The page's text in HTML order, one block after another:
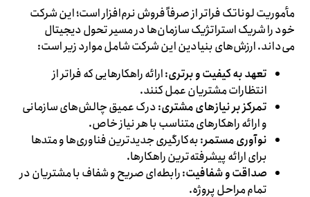
مأموریت لوناتک فراتر از صرفاً فروش نرم‌افزار است؛ این شرکت
خود را شریک استراتژیک سازمان‌ها در مسیر تحول دیجیتال
می‌داند. ارزش‌های بنیادین این شرکت شامل موارد زیر است:
تعهد به کیفیت و برتری: ارائه راهکارهایی که فراتر از
انتظارات مشتریان عمل کنند.
تمرکز بر نیازهای مشتری: درک عمیق چالش‌های سازمانی
و ارائه راهکارهای متناسب با هر نیاز خاص.
نوآوری مستمر: به‌کارگیری جدیدترین فناوری‌ها و متدها
برای ارائه پیشرفته‌ترین راهکارها.
صداقت و شفافیت: رابطه‌ای صریح و شفاف با مشتریان در
تمام مراحل پروژه.